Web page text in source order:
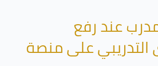
عند رفع
التدريبي على منصة